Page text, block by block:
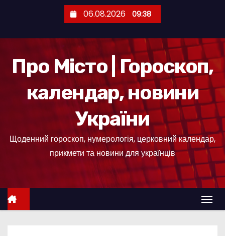
е
06.08.2026 09:38
Про Місто | Гороскоп,
календар, новини
України
Щоденний гороскоп, нумерологія, церковний календар,
прикмети та новини для українців